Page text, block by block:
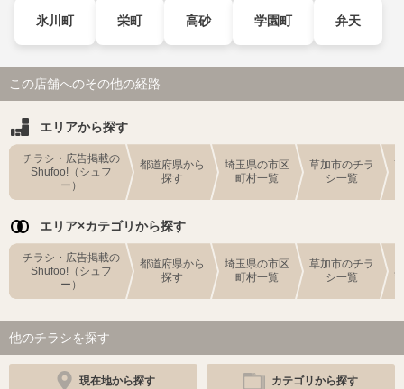
氷川町 栄町 高砂 学園町 弁天
この店舗へのその他の経路
エリアから探す
チラシ・広告掲載の
Shufoo!（シュフ
ー）
都道府県から
探す
埼玉県の市区
町村一覧
草加市のチラ
シ一覧
エリア×カテゴリから探す
チラシ・広告掲載の
Shufoo!（シュフ
ー）
都道府県から
探す
埼玉県の市区
町村一覧
草加市のチラ
シ一覧
他のチラシを探す
現在地から探す カテゴリから探す